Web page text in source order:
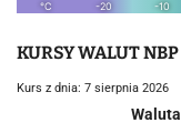
KURSY WALUT NBP
Kurs z dnia: 7 sierpnia 2026
Waluta